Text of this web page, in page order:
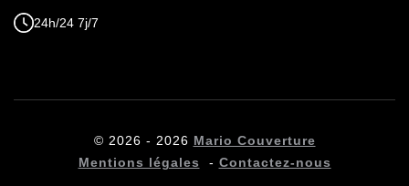
24h/24 7j/7
© 2026 - 2026 Mario Couverture
Mentions légales - Contactez-nous